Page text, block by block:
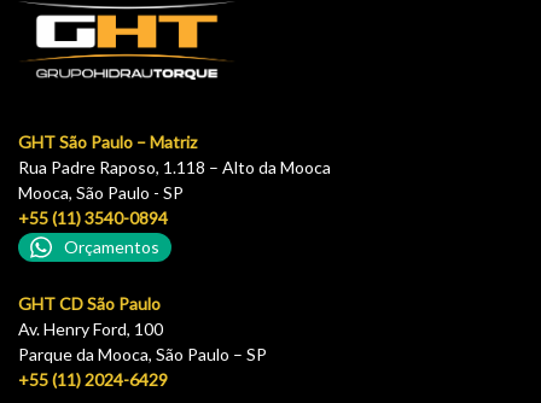
GHT São Paulo – Matriz
Rua Padre Raposo, 1.118 – Alto da Mooca
Mooca, São Paulo - SP
+55 (11) 3540-0894
Orçamentos
GHT CD São Paulo
Av. Henry Ford, 100
Parque da Mooca, São Paulo – SP
+55 (11) 2024-6429